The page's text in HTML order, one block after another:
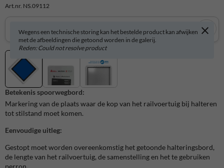
Art.nr. NS.09112
Wegens een technische storing kan het bestelde product kan afwijken
met de afbeeldingen die getoond worden in de galerij.
Reden: Could not resolve product
Betekenis spoorwegbord:
Markering van de plaats waar de kop van het railvoertuig bij halteren
tot stilstand moet komen.
Eenvoudige uitleg:
Gestopt moet worden overeenkomstig het getoonde halteringsbord,
de lengte van het railvoertuig, de samenstelling en het te gebruiken